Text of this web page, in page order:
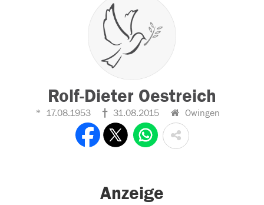
Rolf-Dieter Oestreich
17.08.1953 31.08.2015 Owingen
Anzeige